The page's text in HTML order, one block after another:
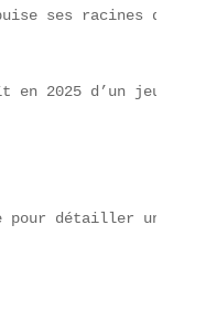
ses racines
en 2025 d’un jeu
pour détailler une